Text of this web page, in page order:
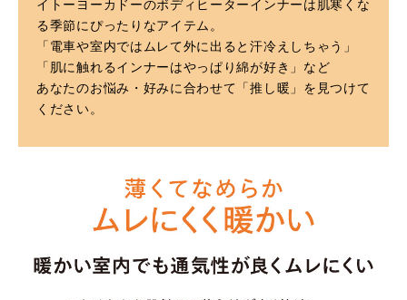
イトーヨーカドーのボディヒーターインナーは肌寒くな
る季節にぴったりなアイテム。
「電車や室内ではムレて外に出ると汗冷えしちゃう」
「肌に触れるインナーはやっぱり綿が好き」など
あなたのお悩み・好みに合わせて「推し暖」を見つけて
ください。